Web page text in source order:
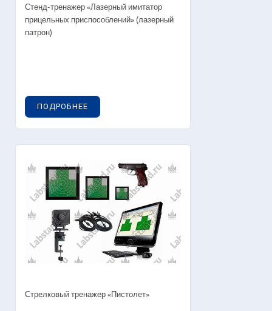
Стенд-тренажер «Лазерный имитатор
прицельных приспособлений» (лазерный
патрон)
ПОДРОБНЕЕ
Стрелковый тренажер «Пистолет»